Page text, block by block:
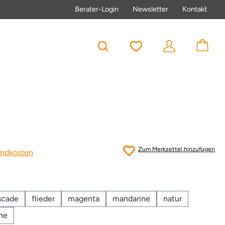
Berater-Login Newsletter Kontakt
Du hast 0 Produkte
flieder magenta mandarine
natur
Zum Merkzettel hinzufügen